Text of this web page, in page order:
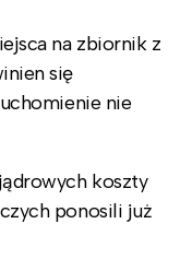
na zbiornik z
się
nie
koszty
ponosili już